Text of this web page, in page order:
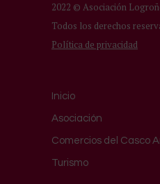
2022 © Asociación
Todos los derechos
Política de privacidad
Inicio
Asociación
Comercios del Casco
Turismo